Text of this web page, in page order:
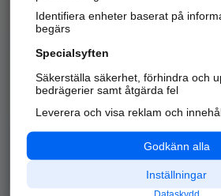
Alla kategorier
API & Kartor
Identifiera enheter baserat på
begärs
Specialsyften
Säkerställa säkerhet, förhindra och
bedrägerier samt åtgärda fel
Leverera och visa reklam och
Godkänn alla
Inställningar
Dataskydd